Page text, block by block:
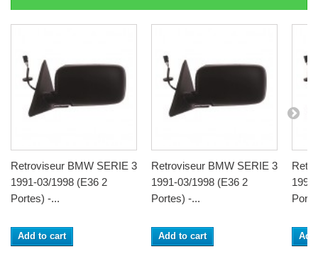
Retroviseur BMW SERIE 3
1991-03/1998 (E36 2
Portes) -...
Add to cart
Retroviseur BMW SERIE 3
1991-03/1998 (E36 2
Portes) -...
Add to cart